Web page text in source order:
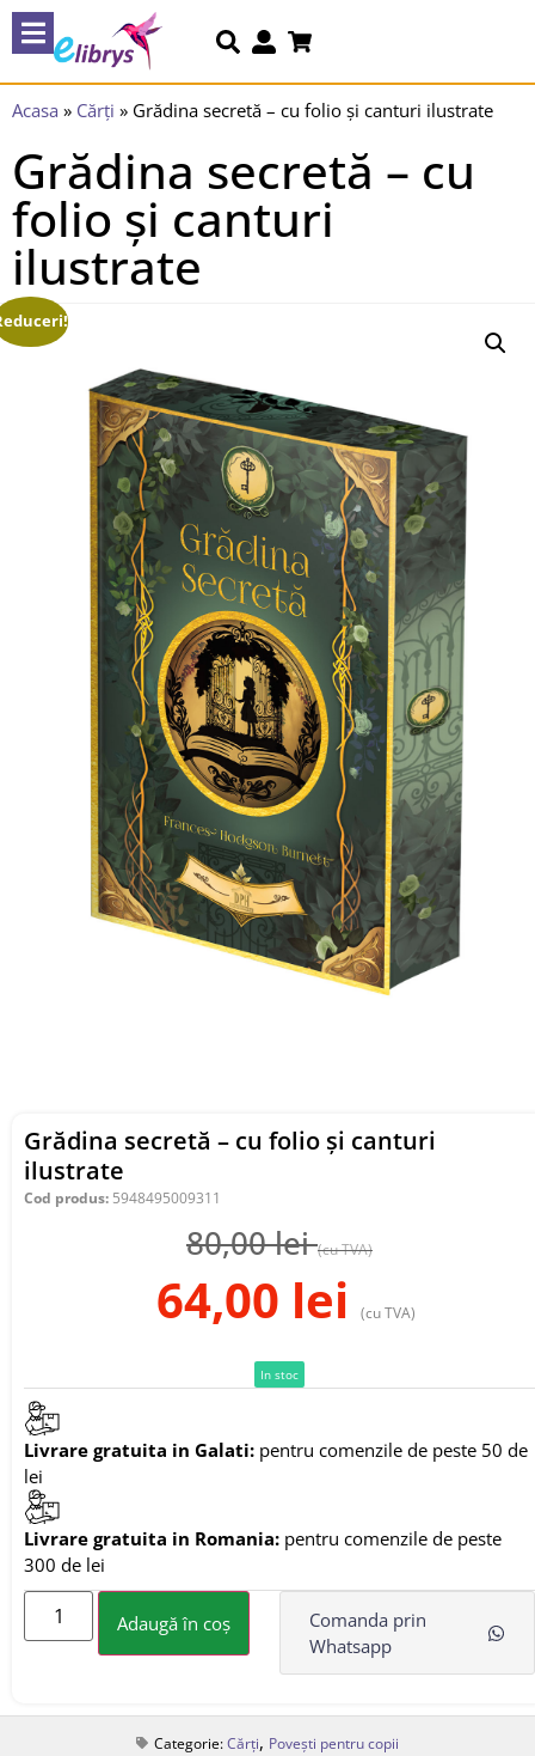
Acasa » Cărți » Grădina secretă – cu folio și canturi ilustrate
Grădina secretă – cu
folio și canturi
ilustrate
Grădina secretă – cu folio și canturi
ilustrate
Cod produs: 5948495009311
80,00lei (cu TVA)
64,00 lei (cu TVA)
In stoc
Livrare gratuita in Galati: pentru comenzile de peste 50 de
lei
Livrare gratuita in Romania: pentru comenzile de peste
300 de lei
Adaugă în coș
Comanda prin
Whatsapp
Categorie:Cărți, Povești pentru copii